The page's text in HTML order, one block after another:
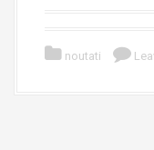
noutati